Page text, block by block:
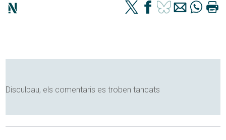
Disculpau, els comentaris es troben tancats